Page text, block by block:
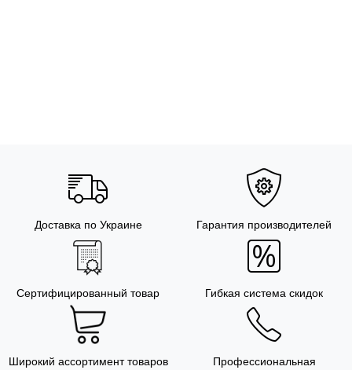
Доставка по Украине Гарантия производителей
Сертифицированный товар Гибкая система скидок
Широкий ассортимент товаров
Профессиональная